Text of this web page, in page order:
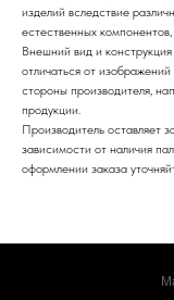
изделий вследствие
естественных
Внешний вид и
отличаться от
стороны производителя,
продукции.
Производитель оставляет
зависимости от наличия
оформлении заказа